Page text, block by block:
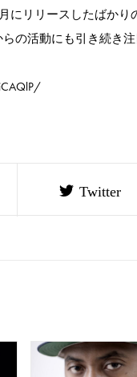
リリースしたばかり
の活動にも引き続き注
Twitter